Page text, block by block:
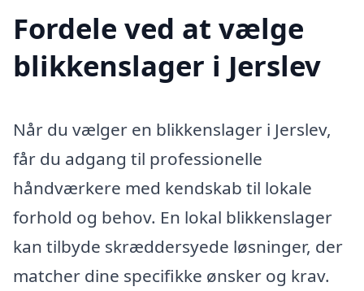
Fordele ved at vælge
blikkenslager i Jerslev
Når du vælger en blikkenslager i Jerslev,
får du adgang til professionelle
håndværkere med kendskab til lokale
forhold og behov. En lokal blikkenslager
kan tilbyde skræddersyede løsninger, der
matcher dine specifikke ønsker og krav.